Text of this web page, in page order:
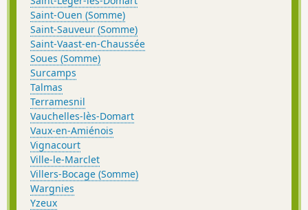
Saint-Ouen (Somme)
Saint-Sauveur (Somme)
Saint-Vaast-en-Chaussée
Soues (Somme)
Surcamps
Talmas
Terramesnil
Vauchelles-lès-Domart
Vaux-en-Amiénois
Vignacourt
Ville-le-Marclet
Villers-Bocage (Somme)
Wargnies
Yzeux